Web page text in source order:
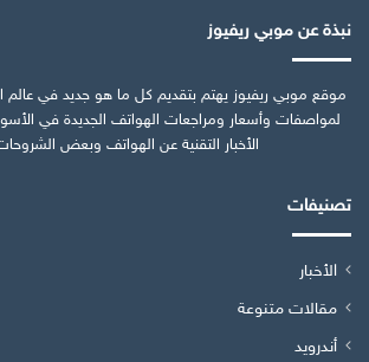
نبذة عن موبي ريفيوز
موقع موبي ريفيوز يهتم بتقديم كل ما هو جديد في
لمواصفات وأسعار ومراجعات الهواتف الجديدة في
الأخبار التقنية عن الهواتف وبعض
تصنيفات
الأخبار
مقالات متنوعة
أندرويد